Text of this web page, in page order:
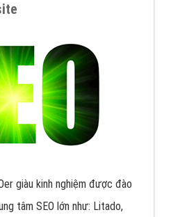
giàu kinh nghiệm được đào
tâm SEO lớn như: Litado,